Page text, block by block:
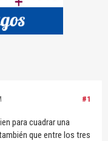
#1
para cuadrar una
que entre los tres